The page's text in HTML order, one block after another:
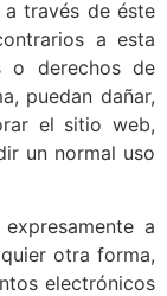
través de éste
a esta
o derechos de
puedan dañar,
el sitio web,
un normal uso
a
otra forma,
electrónicos